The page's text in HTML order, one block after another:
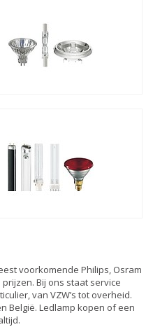
voorkomende Philips, Osram
Bij ons staat service
van VZW’s tot overheid.
België. Ledlamp kopen of een